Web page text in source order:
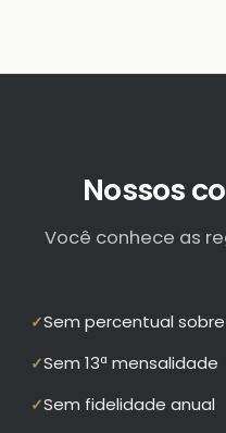
Nossos
Você conhece as
✓Sem percentual
✓Sem 13ª mensalidade
✓Sem fidelidade anual